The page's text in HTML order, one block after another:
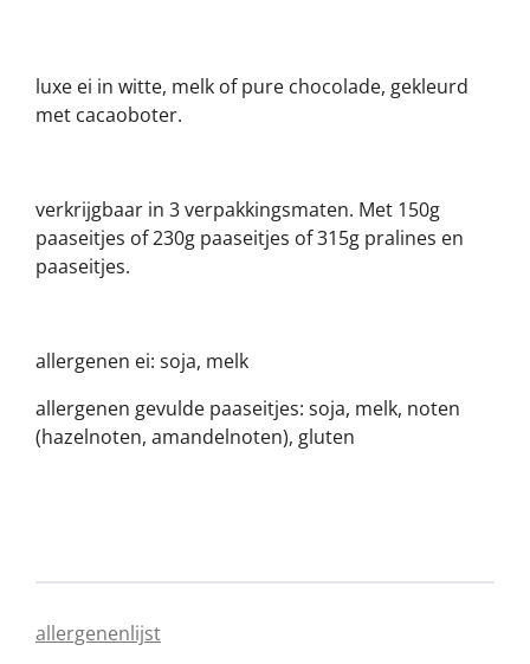
luxe ei in witte, melk of pure chocolade, gekleurd
met cacaoboter.
verkrijgbaar in 3 verpakkingsmaten. Met 150g
paaseitjes of 230g paaseitjes of 315g pralines en
paaseitjes.
allergenen ei: soja, melk
allergenen gevulde paaseitjes: soja, melk, noten
(hazelnoten, amandelnoten), gluten
allergenenlijst